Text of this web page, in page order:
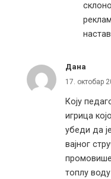
Дана
17. октобар
Коју
игрица
убеди да
вајног
топлу